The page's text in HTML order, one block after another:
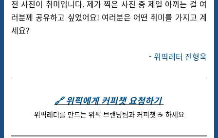
전 사진이 취미입니다. 제가 찍은 사진 중 제일 아끼는 걸 여
러분께 공유하고 싶었어요! 여러분은 어떤 취미를 가지고 계
세요?
- 위픽레터 진형욱
🔗 위픽에게 커피챗 요청하기
위픽레터를 만드는 위픽 브랜딩팀과 커피챗 ☕ 하세요